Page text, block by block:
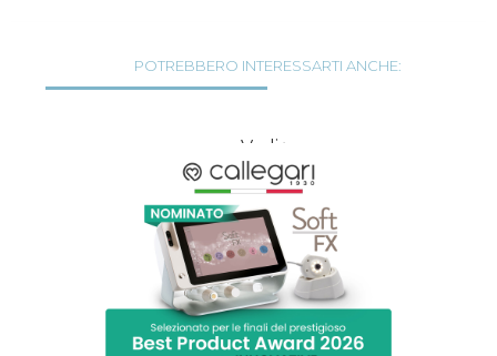
POTREBBERO INTERESSARTI ANCHE:
Vedi
tutti